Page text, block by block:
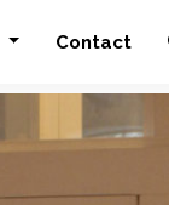
Contact